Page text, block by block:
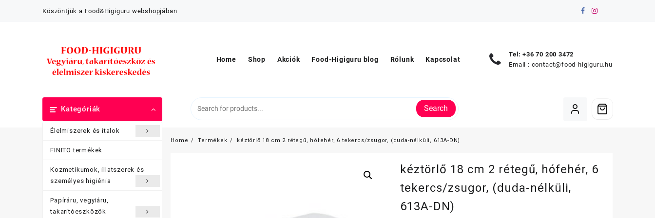
Köszöntjük a Food&Higiguru webshopjában
Home Shop Akciók Food-Higiguru blog Rólunk Kapcsolat
Tel: +36 70 200 3472
Email : contact@food-higiguru.hu
Kategóriák
Élelmiszerek és italok
FINITO termékek
Kozmetikumok, illatszerek és
személyes higiénia
Papíráru, vegyiáru,
takarítóeszközök
Search
Home Termékek kéztörlő 18 cm 2 rétegű, hófehér, 6 tekercs/zsugor, (duda-nélküli, 613A-DN)
kéztörlő 18 cm 2 rétegű, hófehér, 6
tekercs/zsugor, (duda-nélküli,
613A-DN)